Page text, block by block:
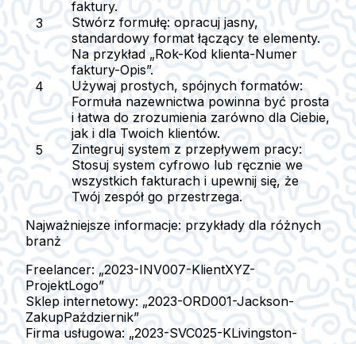
faktury.
Stwórz formułę: opracuj jasny,
standardowy format łączący te elementy.
Na przykład „Rok-Kod klienta-Numer
faktury-Opis”.
Używaj prostych, spójnych formatów:
Formuła nazewnictwa powinna być prosta
i łatwa do zrozumienia zarówno dla Ciebie,
jak i dla Twoich klientów.
Zintegruj system z przepływem pracy:
Stosuj system cyfrowo lub ręcznie we
wszystkich fakturach i upewnij się, że
Twój zespół go przestrzega.
Najważniejsze informacje: przykłady dla różnych
branż
Freelancer: „2023-INV007-KlientXYZ-
ProjektLogo”
Sklep internetowy: „2023-ORD001-Jackson-
ZakupPaździernik”
Firma usługowa: „2023-SVC025-KLivingston-